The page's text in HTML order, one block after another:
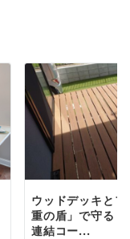
ウッドデッキと
重の盾」で守る
連結コー...